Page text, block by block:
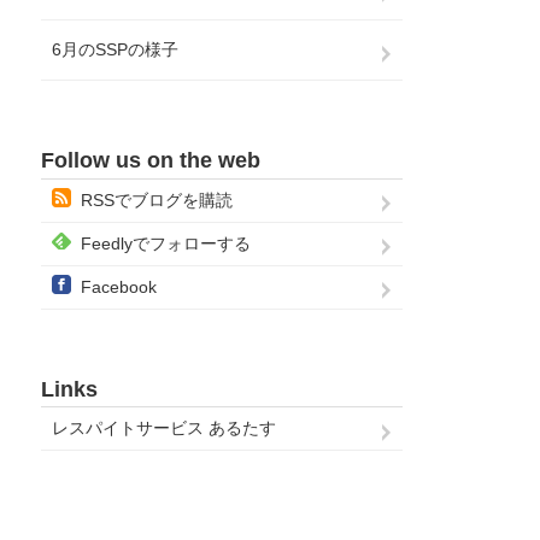
6月のSSPの様子
Follow us on the web
RSSでブログを購読
Feedlyでフォローする
Facebook
Links
レスパイトサービス あるたす